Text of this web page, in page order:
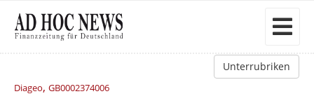
Unterrubriken
Diageo, GB0002374006